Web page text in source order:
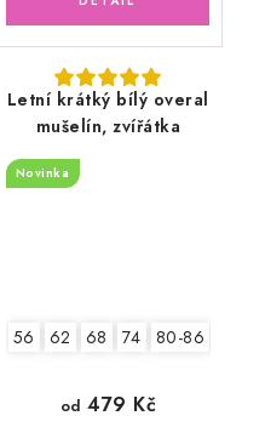
92-98
Letní krátký bílý overal
mušelín, zvířátka
Novinka
56 62 68 74 80-86
od 479 Kč